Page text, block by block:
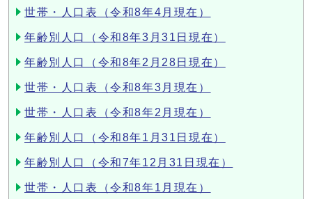
世帯・人口表（令和8年4月現在）
年齢別人口（令和8年3月31日現在）
年齢別人口（令和8年2月28日現在）
世帯・人口表（令和8年3月現在）
世帯・人口表（令和8年2月現在）
年齢別人口（令和8年1月31日現在）
年齢別人口（令和7年12月31日現在）
世帯・人口表（令和8年1月現在）